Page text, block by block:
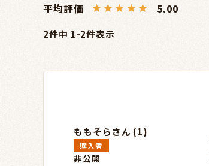
5.00
2件中 1-2件表示
ももそら 1
購入者
非公開